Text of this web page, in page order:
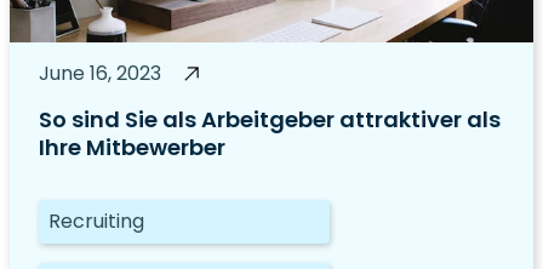
June 16, 2023
So sind Sie als Arbeitgeber attraktiver als
Ihre Mitbewerber
Recruiting